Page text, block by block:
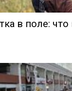
в поле: